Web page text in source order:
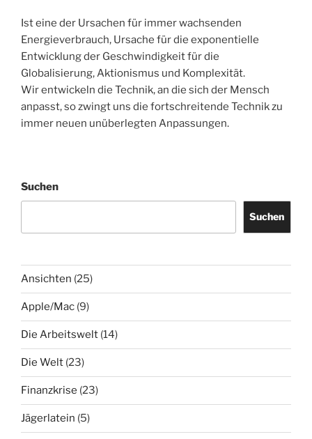
Ist eine der Ursachen für immer wachsenden
Energieverbrauch, Ursache für die exponentielle
Entwicklung der Geschwindigkeit für die
Globalisierung, Aktionismus und Komplexität.
Wir entwickeln die Technik, an die sich der Mensch
anpasst, so zwingt uns die fortschreitende Technik zu
immer neuen unüberlegten Anpassungen.
Suchen
Suchen
Ansichten (25)
Apple/Mac (9)
Die Arbeitswelt (14)
Die Welt (23)
Finanzkrise (23)
Jägerlatein (5)